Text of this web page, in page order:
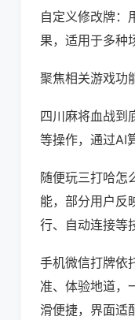
自定义修改牌：
果，适用于多种
聚焦相关游戏功
四川麻将血战到
等操作，通过AI
随便玩三打哈怎
能，部分用户反
行、自动连接等
手机微信打牌依
准、体验地道，
滑便捷，界面适